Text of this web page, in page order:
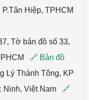
Hiệp, TPHCM
Tờ bản đồ số 33,
🔗 Bản đồ
Lý Thánh Tông, KP
Ninh, Việt Nam
🔗